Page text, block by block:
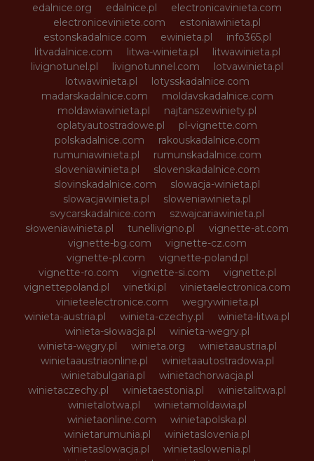
edalnice.org
edalnice.pl
electronicavinieta.com
electroniceviniete.com
estoniawinieta.pl
estonskadalnice.com
ewinieta.pl
info365.pl
litvadalnice.com
litwa-winieta.pl
litwawinieta.pl
livignotunel.pl
livignotunnel.com
lotvawinieta.pl
lotwawinieta.pl
lotysskadalnice.com
madarskadalnice.com
moldavskadalnice.com
moldawiawinieta.pl
najtanszewiniety.pl
oplatyautostradowe.pl
pl-vignette.com
polskadalnice.com
rakouskadalnice.com
rumuniawinieta.pl
rumunskadalnice.com
sloveniawinieta.pl
slovenskadalnice.com
slovinskadalnice.com
slowacja-winieta.pl
slowacjawinieta.pl
sloweniawinieta.pl
svycarskadalnice.com
szwajcariawinieta.pl
słoweniawinieta.pl
tunellivigno.pl
vignette-at.com
vignette-bg.com
vignette-cz.com
vignette-pl.com
vignette-poland.pl
vignette-ro.com
vignette-si.com
vignette.pl
vignettepoland.pl
vinetki.pl
vinietaelectronica.com
vinieteelectronice.com
wegrywinieta.pl
winieta-austria.pl
winieta-czechy.pl
winieta-litwa.pl
winieta-słowacja.pl
winieta-wegry.pl
winieta-węgry.pl
winieta.org
winietaaustria.pl
winietaaustriaonline.pl
winietaautostradowa.pl
winietabulgaria.pl
winietachorwacja.pl
winietaczechy.pl
winietaestonia.pl
winietalitwa.pl
winietalotwa.pl
winietamoldawia.pl
winietaonline.com
winietapolska.pl
winietarumunia.pl
winietaslovenia.pl
winietaslowacja.pl
winietaslowenia.pl